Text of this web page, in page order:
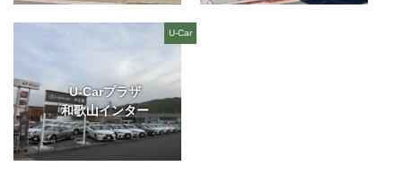
U-Carプラザ
和歌山インター
U-Car